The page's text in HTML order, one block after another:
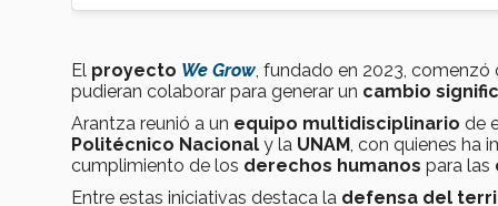
El proyecto We Grow , fundado en 2023,
pudieran colaborar para generar un cambio
Arantza reunió a un equipo multidisciplinario de
Politécnico Nacional y la UNAM , con quienes ha
cumplimiento de los derechos humanos para las
Entre estas iniciativas destaca la defensa del